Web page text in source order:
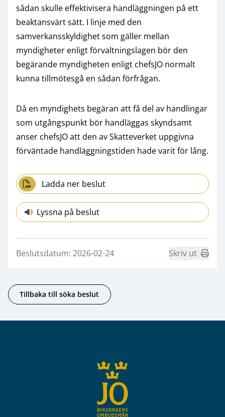
sådan skulle effektivisera handläggningen på ett
beaktansvärt sätt. I linje med den
samverkansskyldighet som gäller mellan
myndigheter enligt förvaltningslagen bör den
begärande myndigheten enligt chefsJO normalt
kunna tillmötesgå en sådan förfrågan.
Då en myndighets begäran att få del av handlingar
som utgångspunkt bör handläggas skyndsamt
anser chefsJO att den av Skatteverket uppgivna
förväntade handläggningstiden hade varit för lång.
Ladda ner beslut
Lyssna på beslut
Beslutsdatum: 2026-02-24 Skriv ut
Tillbaka till söka beslut